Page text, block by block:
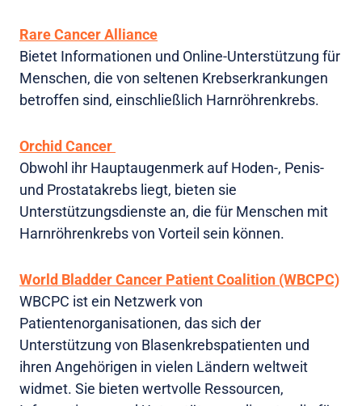
Rare Cancer Alliance
Bietet Informationen und Online-Unterstützung für
Menschen, die von seltenen Krebserkrankungen
betroffen sind, einschließlich Harnröhrenkrebs.
Orchid Cancer
Obwohl ihr Hauptaugenmerk auf Hoden-, Penis-
und Prostatakrebs liegt, bieten sie
Unterstützungsdienste an, die für Menschen mit
Harnröhrenkrebs von Vorteil sein können.
World Bladder Cancer Patient Coalition (WBCPC)
WBCPC ist ein Netzwerk von
Patientenorganisationen, das sich der
Unterstützung von Blasenkrebspatienten und
ihren Angehörigen in vielen Ländern weltweit
widmet. Sie bieten wertvolle Ressourcen,